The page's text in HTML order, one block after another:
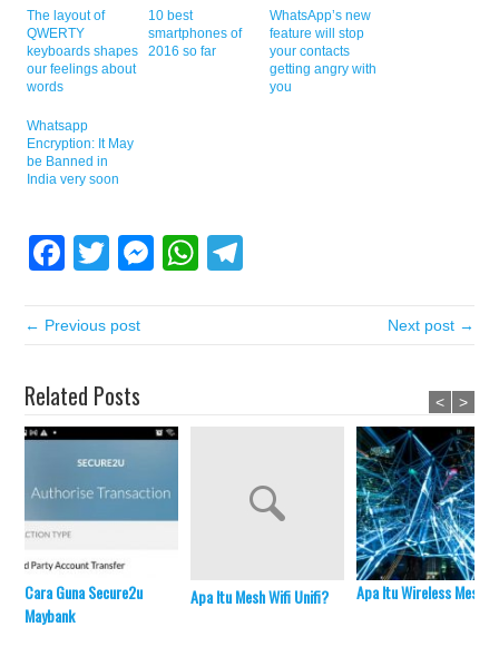
The layout of
QWERTY
keyboards shapes
our feelings about
words
10 best
smartphones of
2016 so far
WhatsApp’s new
feature will stop
your contacts
getting angry with
you
Whatsapp
Encryption: It May
be Banned in
India very soon
Facebook
TwitterMessenger
WhatsApp
← Previous post Next post →
Related Posts
Cara Guna Secure2u
Maybank
Apa Itu Mesh Wifi Unifi? Apa Itu Wireless Mesh?
< >